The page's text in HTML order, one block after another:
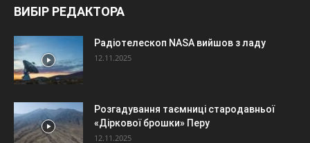
ВИБІР РЕДАКТОРА
Радіотелескоп NASA вийшов з ладу
12.11.2025
Розгадування таємниці стародавньої
«Діркової брошки» Перу
12.11.2025